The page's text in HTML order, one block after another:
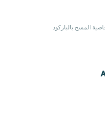
المسح بالباركود